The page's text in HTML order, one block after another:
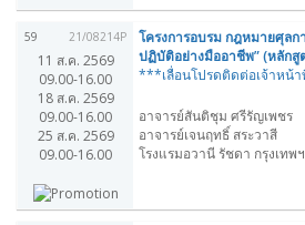
59 21/08214P
11 ส.ค. 2569
09.00-16.00
18 ส.ค. 2569
09.00-16.00
25 ส.ค. 2569
09.00-16.00
โครงการอบรม กฎหมายศุลก
ปฏิบัติอย่างมืออาชีพ” (หลักสู
***เลื่อนโปรดติดต่อเจ้าหน้
อาจารย์สันติชุม ศรีรัญเพชร
อาจารย์เจนฤทธิ์ สระวาสี
โรงแรมอวานี รัชดา กรุงเทพฯ